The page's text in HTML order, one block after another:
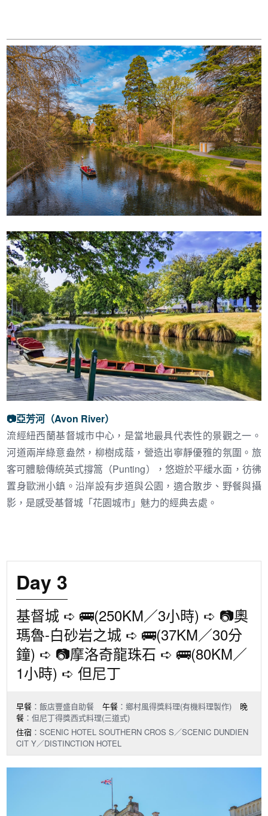
📷亞芳河（Avon River）
流經紐西蘭基督城市中心，是當地最具代表性的景觀之一。
河道兩岸綠意盎然，柳樹成蔭，營造出寧靜優雅的氛圍。旅
客可體驗傳統英式撐篙（Punting），悠遊於平緩水面，彷彿
置身歐洲小鎮。沿岸設有步道與公園，適合散步、野餐與攝
影，是感受基督城「花園城市」魅力的經典去處。
Day 3
基督城 ➪ 🚌(250KM／3小時) ➪ 📷奧
瑪魯-白砂岩之城 ➪ 🚌(37KM／30分
鐘) ➪ 📷摩洛奇龍珠石 ➪ 🚌(80KM／
1小時) ➪ 但尼丁
早餐 ：飯店豐盛自助餐 午餐 ：鄉村風得獎料理(有機料理製作)
晚
餐 ：但尼丁得獎西式料理(三道式)
住宿 ：SCENIC HOTEL SOUTHERN CROS S／SCENIC DUNDIEN
CIT Y／DISTINCTION HOTEL